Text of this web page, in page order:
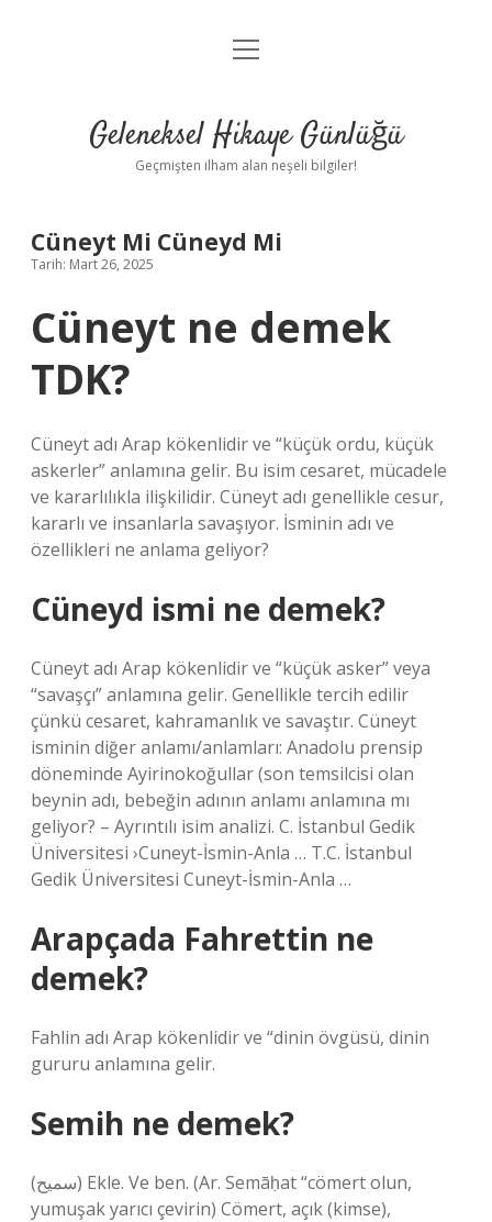
Anasayfa
Yasal Uyarı
menüyü
Geleneksel Hikaye Günlüğü
Geçmişten ilham alan neşeli bilgiler!
Cüneyt Mi Cüneyd Mi
Tarih: Mart 26, 2025
Cüneyt ne demek
TDK?
Cüneyt adı Arap kökenlidir ve “küçük ordu, küçük
askerler” anlamına gelir. Bu isim cesaret, mücadele
ve kararlılıkla ilişkilidir. Cüneyt adı genellikle cesur,
kararlı ve insanlarla savaşıyor. İsminin adı ve
özellikleri ne anlama geliyor?
Cüneyd ismi ne demek?
Cüneyt adı Arap kökenlidir ve “küçük asker” veya
“savaşçı” anlamına gelir. Genellikle tercih edilir
çünkü cesaret, kahramanlık ve savaştır. Cüneyt
isminin diğer anlamı/anlamları: Anadolu prensip
döneminde Ayirinokoğullar (son temsilcisi olan
beynin adı, bebeğin adının anlamı anlamına mı
geliyor? – Ayrıntılı isim analizi. C. İstanbul Gedik
Üniversitesi ›Cuneyt-İsmin-Anla … T.C. İstanbul
Gedik Üniversitesi Cuneyt-İsmin-Anla …
Arapçada Fahrettin ne
demek?
Fahlin adı Arap kökenlidir ve “dinin övgüsü, dinin
gururu anlamına gelir.
Semih ne demek?
(ﺳﻤﻴﺢ) Ekle. Ve ben. (Ar. Semāḥat “cömert olun,
yumuşak yarıcı çevirin) Cömert, açık (kimse),